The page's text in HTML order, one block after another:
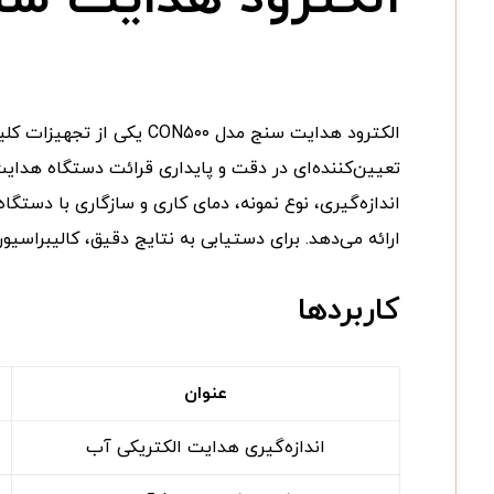
تعیین‌کننده‌ای در دقت و پایداری قرائت دستگاه
ارائه می‌دهد. برای دستیابی به نتایج دقیق،
کاربردها
عنوان
اندازه‌گیری هدایت الکتریکی آب